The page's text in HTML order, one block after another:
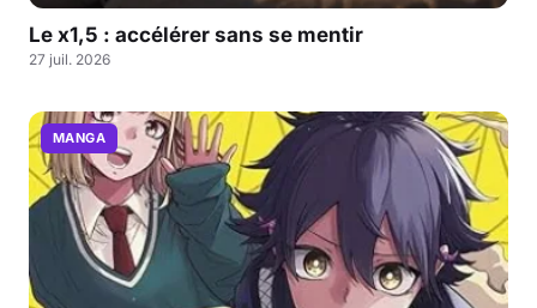
Le x1,5 : accélérer sans se mentir
27 juil. 2026
MANGA